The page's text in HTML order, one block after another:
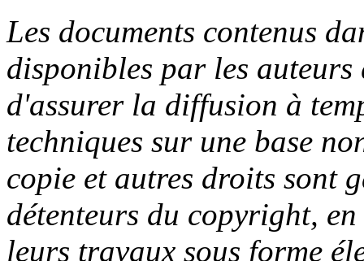
Les documents contenus
disponibles par les
d'assurer la diffusion à
techniques sur une base
copie et autres droits sont
détenteurs du copyright,
leurs travaux sous forme